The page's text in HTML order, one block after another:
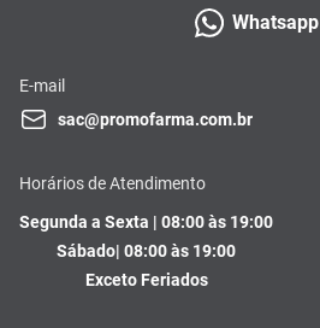
Whatsapp
E-mail
sac@promofarma.com.br
Horários de Atendimento
Segunda a Sexta | 08:00 às 19:00
Sábado| 08:00 às 19:00
Exceto Feriados